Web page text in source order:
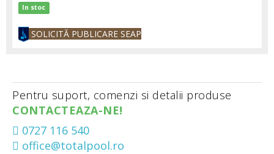
In stoc
SOLICITĂ PUBLICARE SEAP
Pentru suport, comenzi si detalii produse
CONTACTEAZA-NE!
0727 116 540
office@totalpool.ro